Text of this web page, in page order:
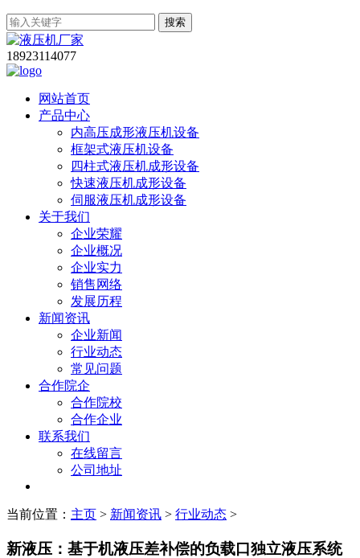
搜索
18923114077
网站首页
产品中心
内高压成形液压机设备
框架式液压机设备
四柱式液压机成形设备
快速液压机成形设备
伺服液压机成形设备
关于我们
企业荣耀
企业概况
企业实力
销售网络
发展历程
新闻资讯
企业新闻
行业动态
常见问题
合作院企
合作院校
合作企业
联系我们
在线留言
公司地址
当前位置： 主页 > 新闻资讯 > 行业动态 >
新液压：基于机液压差补偿的负载口独立液压系统